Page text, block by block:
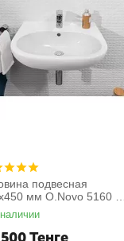
подвесная
мм O.Novo 5160 55